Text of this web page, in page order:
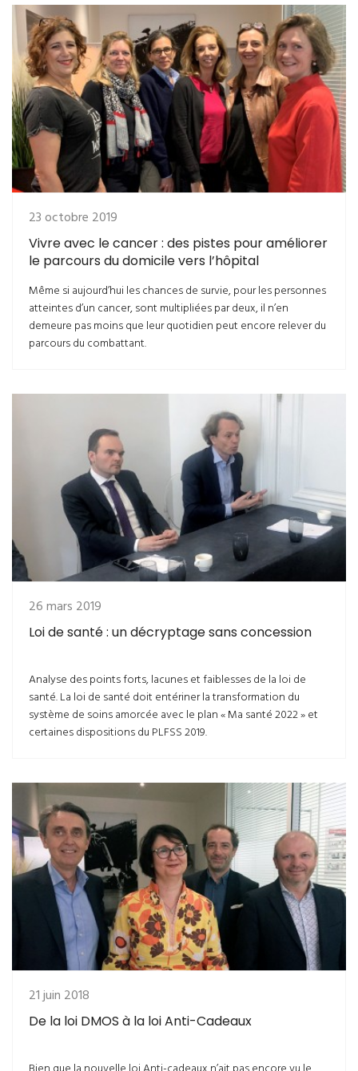
23 octobre 2019
Vivre avec le cancer : des pistes pour améliorer
le parcours du domicile vers l’hôpital
Même si aujourd’hui les chances de survie, pour les personnes
atteintes d’un cancer, sont multipliées par deux, il n’en
demeure pas moins que leur quotidien peut encore relever du
parcours du combattant.
26 mars 2019
Loi de santé : un décryptage sans concession
Analyse des points forts, lacunes et faiblesses de la loi de
santé. La loi de santé doit entériner la transformation du
système de soins amorcée avec le plan « Ma santé 2022 » et
certaines dispositions du PLFSS 2019.
21 juin 2018
De la loi DMOS à la loi Anti-Cadeaux